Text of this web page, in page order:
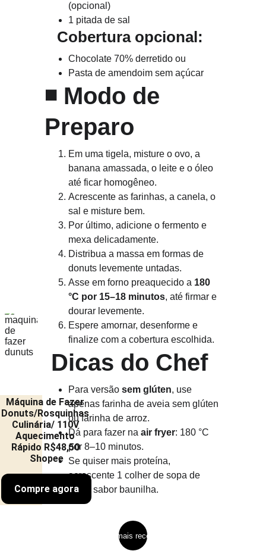
(opcional)
1 pitada de sal
   Cobertura opcional:
Chocolate 70% derretido ou
Pasta de amendoim sem açúcar
◾ Modo de
Preparo
Em uma tigela, misture o ovo, a
banana amassada, o leite e o óleo
até ficar homogêneo.
Acrescente as farinhas, a canela, o
sal e misture bem.
Por último, adicione o fermento e
mexa delicadamente.
Distribua a massa em formas de
donuts levemente untadas.
Asse em forno preaquecido a 180
°C por 15–18 minutos, até firmar e
dourar levemente.
Espere amornar, desenforme e
finalize com a cobertura escolhida.
Dicas do Chef
Para versão sem glúten, use
apenas farinha de aveia sem glúten
ou farinha de arroz.
Dá para fazer na air fryer: 180 °C
por 8–10 minutos.
Se quiser mais proteína,
acrescente 1 colher de sopa de
whey sabor baunilha.
ver mais receitas
Máquina de Fazer
Donuts/Rosquinhas
Culinária/ 110V
Aquecimento
Rápido R$48,50
Shopee
Compre agora